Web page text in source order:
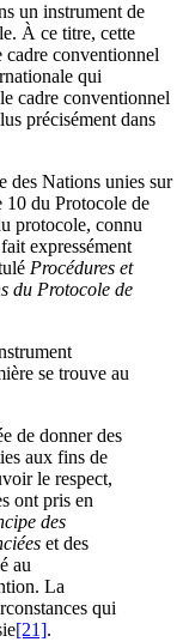
un instrument de
À ce titre, cette
cadre conventionnel
qui
cadre conventionnel
précisément dans
des Nations unies sur
10 du Protocole de
protocole, connu
expressément
Procédures et
du Protocole de
se trouve au
de donner des
aux fins de
le respect,
ont pris en
des
et des
au
La
qui
[21].